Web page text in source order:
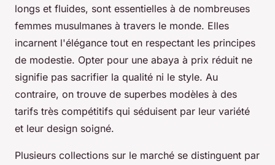
longs et fluides, sont essentielles à de nombreuses
femmes musulmanes à travers le monde. Elles
incarnent l'élégance tout en respectant les principes
de modestie. Opter pour une abaya à prix réduit ne
signifie pas sacrifier la qualité ni le style. Au
contraire, on trouve de superbes modèles à des
tarifs très compétitifs qui séduisent par leur variété
et leur design soigné.
Plusieurs collections sur le marché se distinguent par